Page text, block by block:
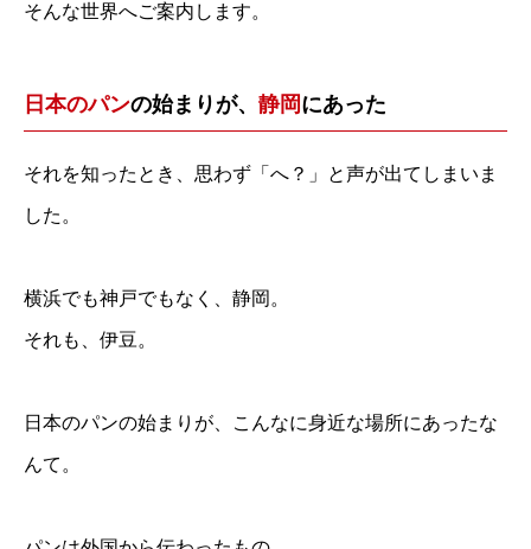
そんな世界へご案内します。
日本のパンの始まりが、 静岡 にあった
それを知ったとき、思わず「へ？」と声が出てしまいま
した。
横浜でも神戸でもなく、静岡。
それも、伊豆。
日本のパンの始まりが、こんなに身近な場所にあったな
んて。